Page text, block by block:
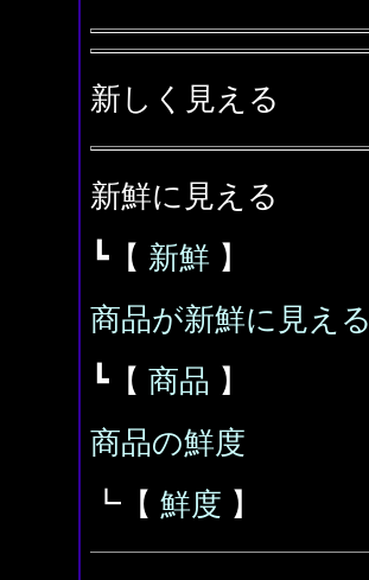
新しく見える
新鮮に見える
┗【 新鮮 】
商品が新鮮に見える
┗【 商品 】
商品の鮮度
┗【 鮮度 】